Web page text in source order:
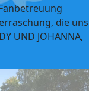
die uns
UND JOHANNA,